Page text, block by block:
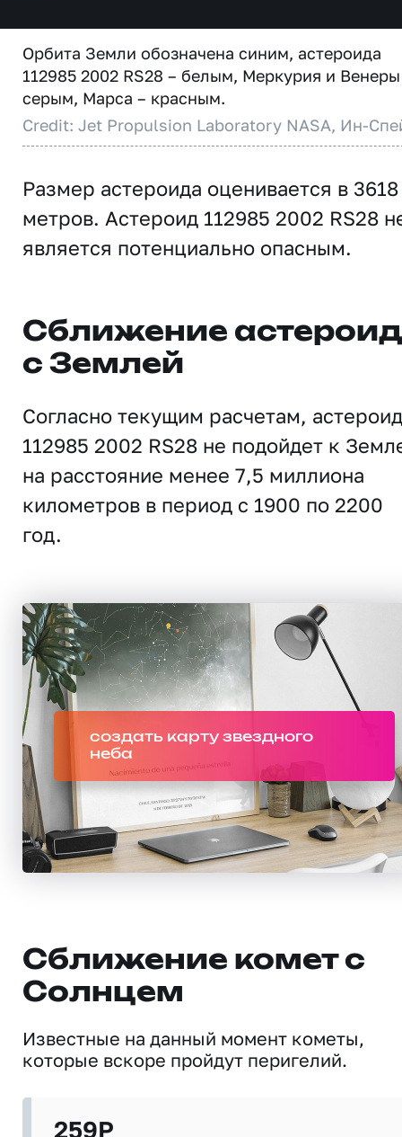
Орбита Земли обозначена синим, астероида
112985 2002 RS28 – белым, Меркурия и
серым, Марса – красным.
Credit: Jet Propulsion Laboratory NASA, Ин-
Размер астероида оценивается в 3618
метров. Астероид 112985 2002 RS28
является потенциально опасным.
Сближение
с Землей
Согласно текущим расчетам, астероид
112985 2002 RS28 не подойдет к
на расстояние менее 7,5 миллиона
километров в период с 1900 по 2200
год.
создать карту звездного
неба
Сближение комет с
Солнцем
Известные на данный момент кометы,
которые вскоре пройдут перигелий.
259P